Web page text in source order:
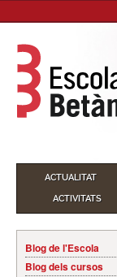
ACTUALITAT
ACTIVITATS
Blog de l'Escola
Blog dels cursos